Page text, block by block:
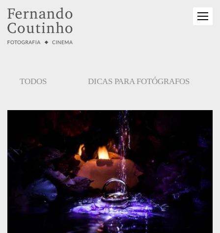
TODOS DICAS PARA FOTÓGRAFOS